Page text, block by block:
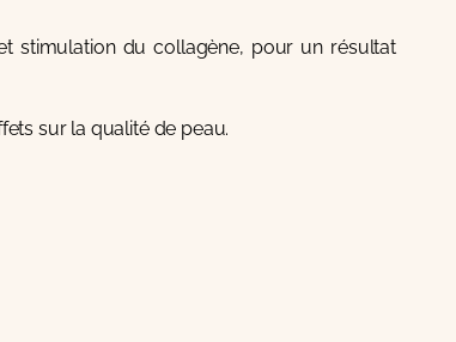
stimulation du collagène, pour un résultat
sur la qualité de peau.